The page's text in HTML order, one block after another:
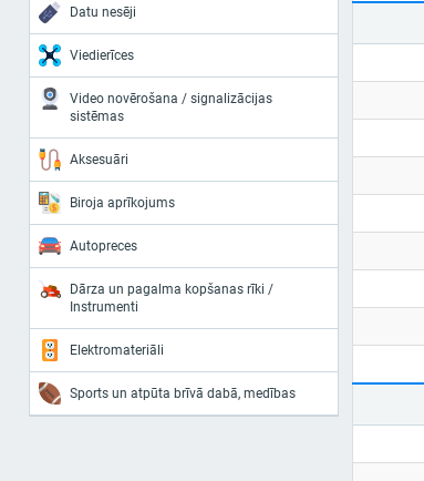
Datu nesēji
Viedierīces
Video novērošana / signalizācijas
sistēmas
Aksesuāri
Biroja aprīkojums
Autopreces
Dārza un pagalma kopšanas rīki /
Instrumenti
Elektromateriāli
Sports un atpūta brīvā dabā, medības